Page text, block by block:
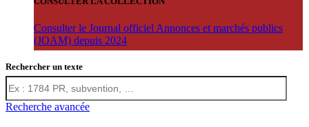
Consulter le Journal officiel Annonces et marchés publics
(JOAM) depuis 2024
Rechercher un texte
Recherche avancée